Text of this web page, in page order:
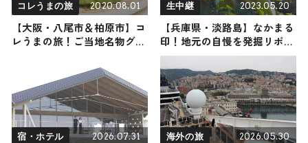
コレうまの旅 2020.08.01
【大阪・八尾市＆柏原市】コ
レうまの旅！ご当地名物グル
生中継 2023.05.20
【兵庫県・淡路島】なかまる
印！地元の自慢を発掘リポー
ト
宿・ホテル 2026.07.31 海外の旅 2026.05.30